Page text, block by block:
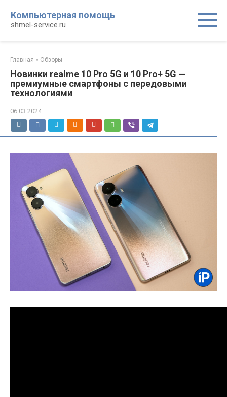
контенту
Компьютерная помощь
shmel-service.ru
Главная » Обзоры
Новинки realme 10 Pro 5G и 10 Pro+ 5G —
премиумные смартфоны с передовыми
технологиями
06.03.2024